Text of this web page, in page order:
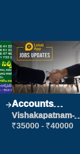
Accounts
Clerk
Vishakapatnam-
new
₹35000 - ₹40000